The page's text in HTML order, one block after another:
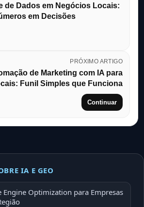
de Dados em Negócios Locais:
em Decisões
PRÓXIMO ARTIGO
de Marketing com IA para
Funil Simples que Funciona
Continuar
IA E GEO
Engine Optimization para Empresas